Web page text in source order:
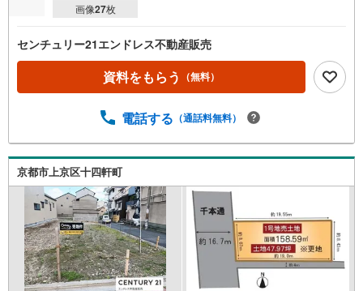
画像27枚
センチュリー21エンドレス不動産販売
資料をもらう （無料）
電話する （通話料無料）
京都市上京区十四軒町